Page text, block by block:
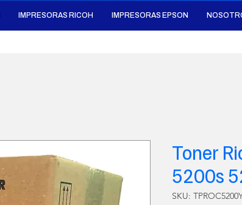
IMPRESORAS RICOH IMPRESORAS EPSON
Toner
5200s
SKU: